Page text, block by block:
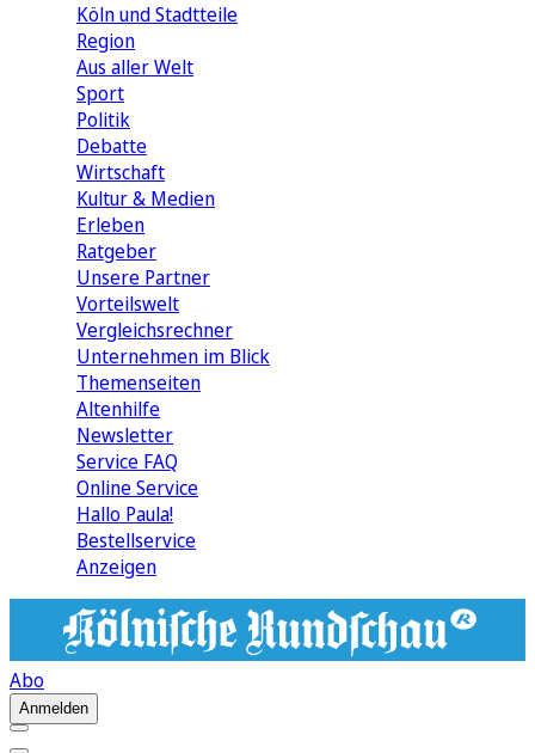
Köln und Stadtteile
Region
Aus aller Welt
Sport
Politik
Debatte
Wirtschaft
Kultur & Medien
Erleben
Ratgeber
Unsere Partner
Vorteilswelt
Vergleichsrechner
Unternehmen im Blick
Themenseiten
Altenhilfe
Newsletter
Service FAQ
Online Service
Hallo Paula!
Bestellservice
Anzeigen
Abo
Anmelden